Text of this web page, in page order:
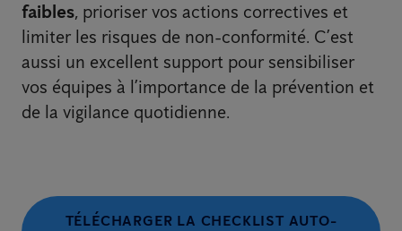
faibles, prioriser vos actions correctives et
limiter les risques de non-conformité. C’est
aussi un excellent support pour sensibiliser
vos équipes à l’importance de la prévention et
de la vigilance quotidienne.
TÉLÉCHARGER LA CHECKLIST AUTO-